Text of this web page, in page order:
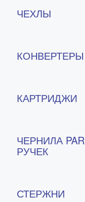
ЧЕХЛЫ
КОНВЕРТЕРЫ
КАРТРИДЖИ
ЧЕРНИЛА
РУЧЕК
СТЕРЖНИ